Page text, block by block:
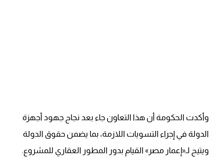
وأكدت الحكومة أن هذا التعاون جاء بعد نجاح جهود أجهزة
الدولة في إجراء التسويات اللازمة، بما يضمن حقوق الدولة
ويتيح لـ«إعمار مصر» القيام بدور المطور العقاري للمشروع.